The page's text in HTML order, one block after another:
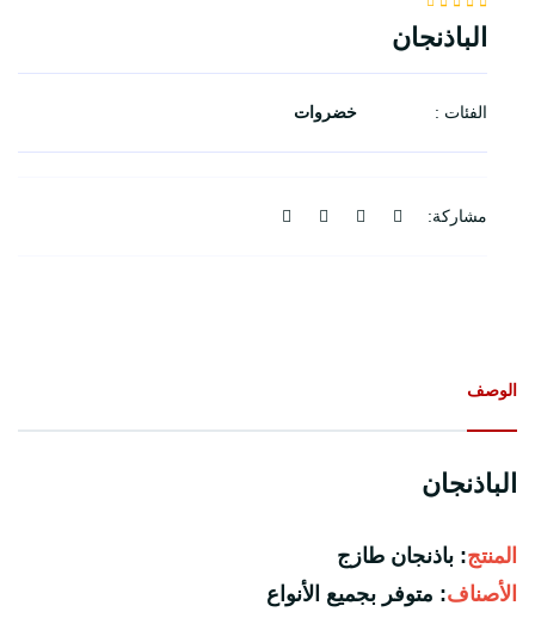
الباذنجان
الفئات : خضروات
مشاركة:
الوصف
الباذنجان
المنتج: باذنجان طازج
الأصناف: متوفر بجميع الأنواع